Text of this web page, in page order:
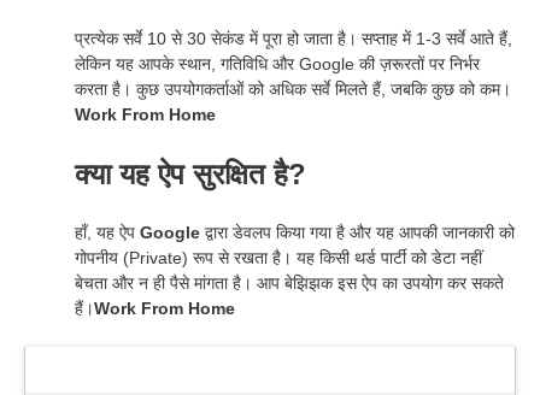
प्रत्येक सर्वे 10 से 30 सेकंड में पूरा हो जाता है। सप्ताह में 1-3 सर्वे आते हैं,
लेकिन यह आपके स्थान, गतिविधि और Google की ज़रूरतों पर निर्भर
करता है। कुछ उपयोगकर्ताओं को अधिक सर्वे मिलते हैं, जबकि कुछ को कम।
Work From Home
क्या यह ऐप सुरक्षित है?
हाँ, यह ऐप Google द्वारा डेवलप किया गया है और यह आपकी जानकारी को
गोपनीय (Private) रूप से रखता है। यह किसी थर्ड पार्टी को डेटा नहीं
बेचता और न ही पैसे मांगता है। आप बेझिझक इस ऐप का उपयोग कर सकते
हैं।Work From Home